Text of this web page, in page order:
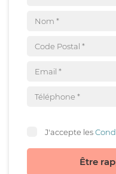
J'accepte les
Être